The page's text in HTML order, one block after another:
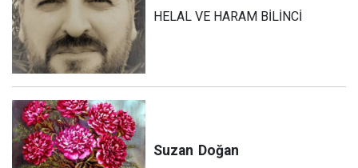
HELAL VE HARAM BİLİNCİ
Suzan Doğan